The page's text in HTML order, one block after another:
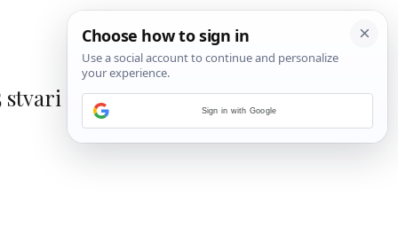
stvari nećemo
1/15
Sign in with Google